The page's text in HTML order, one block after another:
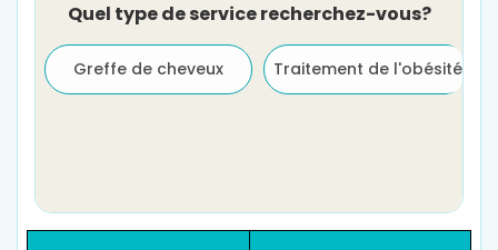
Quel type de service recherchez-vous?
Greffe de cheveux Traitement de l'obésité